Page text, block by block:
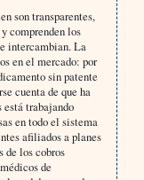
son transparentes,
comprenden los
intercambian. La
en el mercado: por
sin patente
cuenta de que ha
trabajando
en todo el sistema
afiliados a planes
de los cobros
de